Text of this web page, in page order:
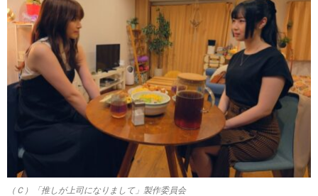
（Ｃ）「推しが上司になりまして」製作委員会